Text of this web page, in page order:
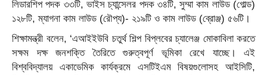
লিডারশিপ পদক ৩৩টি, ভাইস চ্যান্সেলর পদক ৩৪টি, সুম্মা কাম লাউড (গোল্ড)
১২৮টি, ম্যাগনা কাম লাউড (রৌপ্য)- ২১৯টি ও কাম লাউড (ব্রোঞ্জ) ৫৬টি।
শিক্ষামন্ত্রী বলেন, ‘এআইইউবি চতুর্থ শিল্প বিপ্লবের চ্যালেঞ্জ মোকাবিলা করতে
সক্ষম দক্ষ জনশক্তি তৈরিতে গুরুত্বপূর্ণ ভূমিকা রেখে যাচ্ছে। এই
বিশ্ববিদ্যালয় একাডেমিক কার্যক্রমে এসটিইএম বিষয়গুলোসহ আইসিটি,